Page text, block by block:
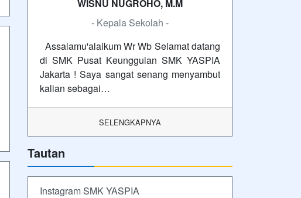
WISNU NUGROHO, M.M
- Kepala Sekolah -
Assalamu'alaikum Wr Wb Selamat datang
di SMK Pusat Keunggulan SMK YASPIA
Jakarta ! Saya sangat senang menyambut
kalian sebagai…
SELENGKAPNYA
Tautan
Instagram SMK YASPIA